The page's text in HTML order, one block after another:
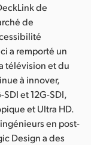
de
de
a remporté un
télévision et du
à innover,
et 12G-SDI,
et Ultra HD.
en post-
Design a des